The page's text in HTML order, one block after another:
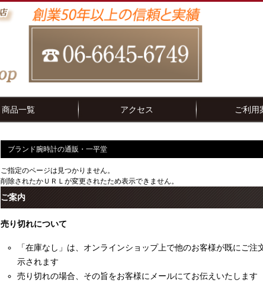
商品一覧 アクセス ご利用
ブランド腕時計の通販・一平堂
ご指定のページは見つかりません。
削除されたかＵＲＬが変更されたため表示できません。
ご案内
売り切れについて
「在庫なし」は、オンラインショップ上で他のお客様が既にご
示されます
売り切れの場合、その旨をお客様にメールにてお伝えいたします